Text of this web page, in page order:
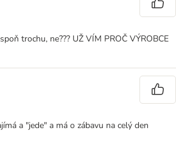
trochu, ne??? UŽ VÍM PROČ VÝROBCE
a "jede" a má o zábavu na celý den